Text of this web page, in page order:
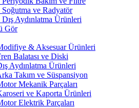
ve Radyatör
Aydınlatma Ürünleri
Gör
& Aksesuar Ürünleri
Balatası ve Diski
Aydınlatma Ürünleri
Takım ve Süspansiyon
Mekanik Parçaları
ve Kaporta Ürünleri
Elektrik Parçaları